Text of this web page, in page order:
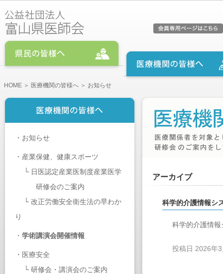
HOME ＞ 医療機関の皆様へ ＞ お知らせ
・ お知らせ
・ 産業保健、健康スポーツ
└ 日医認定産業医制度産業医学
研修会のご案内
└ 改正労働安全衛生法の早わか
り
・ 学術講演会開催情報
・ 医療安全
└ 研修会・講演会のご案内
アーカイブ
科学的介護情報シ
科学的介護情
投稿日 2026年